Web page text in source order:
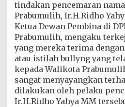
W
a
l
k
o
t
a
P
r
a
b
tindakan pencemaran
Prabumulih, Ir.H.Ridho
Ketua Dewan Pembina di
Prabumulih, mengaku
yang mereka terima
atau istilah bullyng yang
kepada Walikota
sangat menyayangkan
dilakukan oleh pelaku
Ir.H.Ridho Yahya MM